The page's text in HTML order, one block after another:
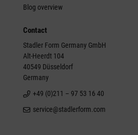
Blog overview
Contact
Stadler Form Germany GmbH
Alt-Heerdt 104
40549 Düsseldorf
Germany
+49 (0)211 – 97 53 16 40
service@stadlerform.com